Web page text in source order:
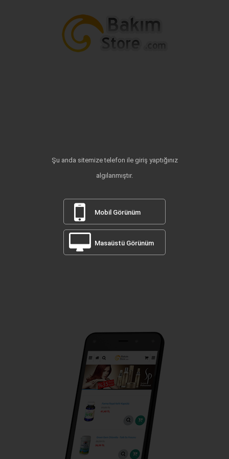
Şu anda sitemize telefon ile giriş yaptığınız
algılanmıştır.
Mobil Görünüm
Masaüstü Görünüm